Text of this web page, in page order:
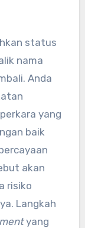
status
nama
Anda
yang
baik
akan
risiko
Langkah
yang